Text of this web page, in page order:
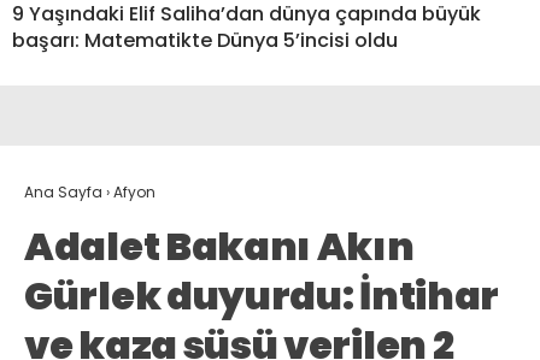
9 Yaşındaki Elif Saliha’dan dünya çapında büyük
başarı: Matematikte Dünya 5’incisi oldu
Ana Sayfa ›Afyon
Adalet Bakanı Akın
Gürlek duyurdu: İntihar
ve kaza süsü verilen 2